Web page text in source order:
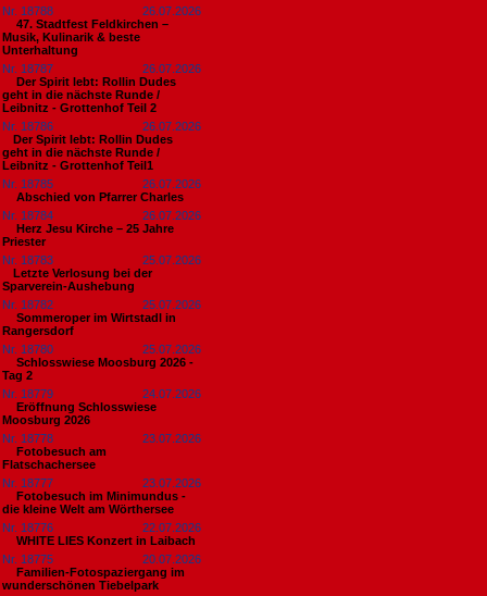
Nr. 18788
26.07.2026
47. Stadtfest Feldkirchen –
Musik, Kulinarik & beste
Unterhaltung
Nr. 18787
26.07.2026
Der Spirit lebt: Rollin Dudes
geht in die nächste Runde /
Leibnitz - Grottenhof Teil 2
Nr. 18786
26.07.2026
​Der Spirit lebt: Rollin Dudes
geht in die nächste Runde /
Leibnitz - Grottenhof Teil1
Nr. 18785
26.07.2026
Abschied von Pfarrer Charles
Nr. 18784
26.07.2026
Herz Jesu Kirche – 25 Jahre
Priester
Nr. 18783
25.07.2026
​Letzte Verlosung bei der
Sparverein-Aushebung
Nr. 18782
25.07.2026
Sommeroper im Wirtstadl in
Rangersdorf
Nr. 18780
25.07.2026
Schlosswiese Moosburg 2026 -
Tag 2
Nr. 18779
24.07.2026
Eröffnung Schlosswiese
Moosburg 2026
Nr. 18778
23.07.2026
Fotobesuch am
Flatschachersee
Nr. 18777
23.07.2026
Fotobesuch im Minimundus -
die kleine Welt am Wörthersee
Nr. 18776
22.07.2026
WHITE LIES Konzert in Laibach
Nr. 18775
20.07.2026
Familien-Fotospaziergang im
wunderschönen Tiebelpark